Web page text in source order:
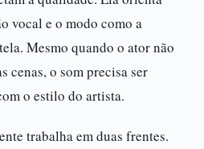
vocal e o modo como a
Mesmo quando o ator não
cenas, o som precisa ser
o estilo do artista.
trabalha em duas frentes.